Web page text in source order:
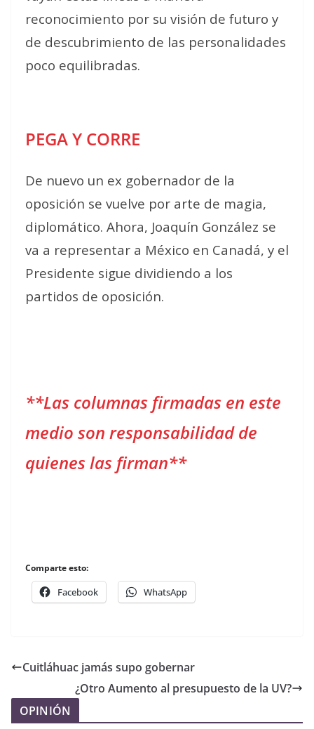
reconocimiento por su visión de futuro y
de descubrimiento de las personalidades
poco equilibradas.
PEGA Y CORRE
De nuevo un ex gobernador de la
oposición se vuelve por arte de magia,
diplomático. Ahora, Joaquín González se
va a representar a México en Canadá, y el
Presidente sigue dividiendo a los
partidos de oposición.
**Las columnas firmadas en este
medio son responsabilidad de
quienes las firman**
Comparte esto:
Facebook WhatsApp
Cuitláhuac jamás supo gobernar
¿Otro Aumento al presupuesto de la UV?
OPINIÓN